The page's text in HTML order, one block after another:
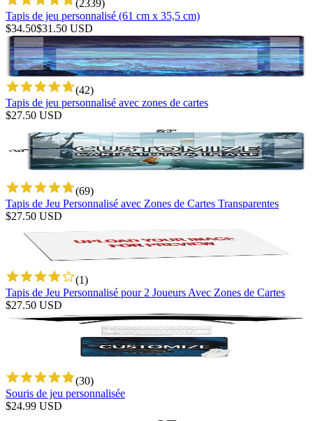
(2339)
Tapis de jeu personnalisé (61 cm x 35,5 cm)
$34.50$31.50 USD
(42)
Tapis de jeu personnalisé avec zones de cartes
$27.50 USD
(69)
Tapis de Jeu Personnalisé avec Zones de Cartes Transparentes
$27.50 USD
(1)
Tapis de Jeu Personnalisé pour 2 Joueurs Avec Zones de Cartes
$27.50 USD
(30)
Souris de jeu personnalisée
$24.99 USD